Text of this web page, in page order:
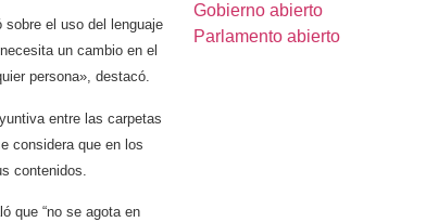
el uso del lenguaje
un cambio en el
persona», destacó.
entre las carpetas
considera que en los
contenidos.
que “no se agota en
Gobierno abierto
Parlamento abierto